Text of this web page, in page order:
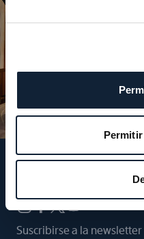
Suscribirse a la newsletter